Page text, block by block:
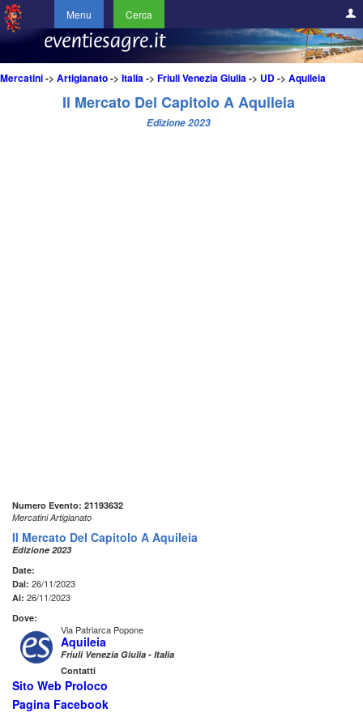
Menu Cerca
Mercatini-> Artigianato-> Italia-> Friuli Venezia Giulia-> UD-> Aquileia
Il Mercato Del Capitolo A Aquileia
Edizione 2023
Numero Evento: 21193632
Mercatini Artigianato
Il Mercato Del Capitolo A Aquileia
Edizione 2023
Date:
Dal: 26/11/2023
Al: 26/11/2023
Dove:
Via Patriarca Popone
Aquileia
Friuli Venezia Giulia - Italia
Contatti
Sito Web Proloco
Pagina Facebook